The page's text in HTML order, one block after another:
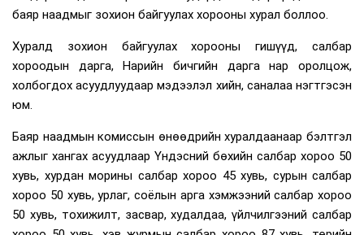
баяр наадмыг зохион байгуулах хорооны хурал боллоо.
Хуралд зохион байгуулах хорооны гишүүд, салбар
хороодын дарга, Нарийн бичгийн дарга нар оролцож,
холбогдох асуудлуудаар мэдээлэл хийн, саналаа нэгтгэсэн
юм.
Баяр наадмын комиссын өнөөдрийн хуралдаанаар бэлтгэл
ажлыг хангах асуудлаар Үндэсний бөхийн салбар хороо 50
хувь, хурдан морины салбар хороо 45 хувь, сурын салбар
хороо 50 хувь, урлаг, соёлын арга хэмжээний салбар хороо
50 хувь, тохижилт, засвар, худалдаа, үйлчилгээний салбар